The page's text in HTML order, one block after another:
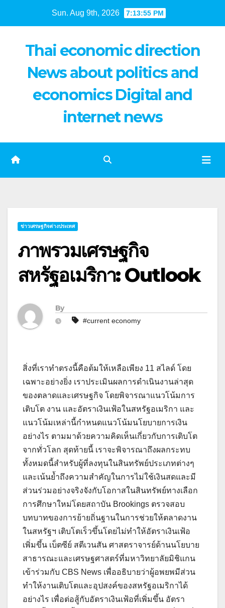
Sun. Aug 9th, 2026 7:13:56 PM
Thai economic direction
News about politics and
economics Digital and
internet news
ข่าวเศรษฐกิจต่างประเทศ
ภาพรวมเศรษฐกิจ
สหรัฐอเมริกา: Outlook
By
#current economy
สิ่งที่เราทำตรงนี้คือต้มให้เหลือเพียง 11 สไลด์ โดย
เฉพาะอย่างยิ่ง เราประเมินผลการดำเนินงานล่าสุด
ของตลาดและเศรษฐกิจ โดยพิจารณาแนวโน้มการ
เติบโต งาน และอัตราเงินเฟ้อในสหรัฐอเมริกา และ
แนวโน้มเหล่านี้กำหนดแนวโน้มนโยบายการเงิน
อย่างไร ตามมาด้วยความคิดเห็นเกี่ยวกับการเติบโต
จากทั่วโลก สุดท้ายนี้ เราจะพิจารณาถึงผลกระทบ
ทั้งหมดนี้สำหรับผู้ที่ลงทุนในสินทรัพย์ประเภทต่างๆ
และเน้นย้ำถึงความสำคัญในการไม่ใช้เงินสดและมี
ส่วนร่วมอย่างจริงจังกับโอกาสในสินทรัพย์ทางเลือก
การศึกษาใหม่โดยสถาบัน Brookings ตรวจสอบ
บทบาทของการย้ายถิ่นฐานในการช่วยให้ตลาดงาน
ในสหรัฐฯ เติบโตเร็วขึ้นโดยไม่ทำให้อัตราเงินเฟ้อ
เพิ่มขึ้น เบ็ตซีย์ สตีเวนสัน ศาสตราจารย์ด้านนโยบาย
สาธารณะและเศรษฐศาสตร์ที่มหาวิทยาลัยมิชิแกน
เข้าร่วมกับ CBS News เพื่ออธิบายว่าผู้อพยพมีส่วน
ทำให้งานเติบโตและอุปสงค์ของสหรัฐอเมริกาได้
อย่างไร เพื่อต่อสู้กับอัตราเงินเฟ้อที่เพิ่มขึ้น อัตรา